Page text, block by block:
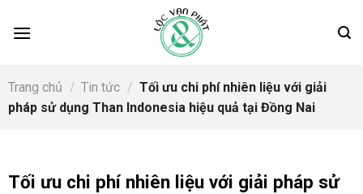
Trang chủ / Tin tức / Tối ưu chi phí nhiên liệu với giải
pháp sử dụng Than Indonesia hiệu quả tại Đồng Nai
Tối ưu chi phí nhiên liệu với giải pháp sử